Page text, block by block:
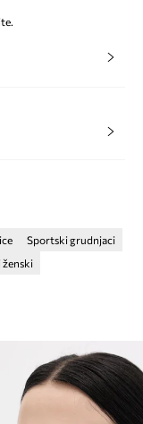
Sportski grudnjaci
ženski